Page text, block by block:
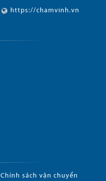
https://chamvinh.vn
Chính sách vận chuyển